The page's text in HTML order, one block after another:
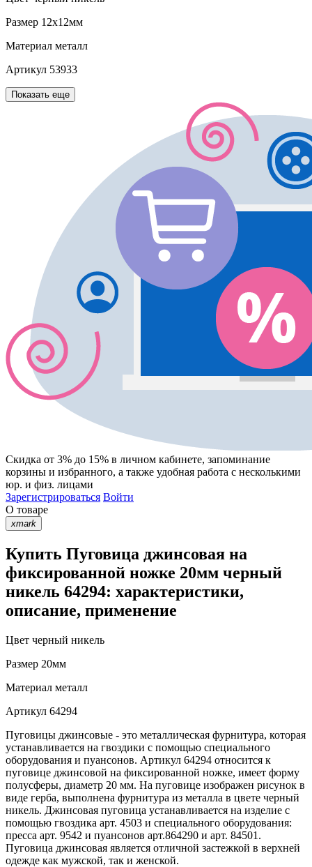
Размер 12х12мм
Материал металл
Артикул 53933
Показать еще
Скидка от 3% до 15% в личном кабинете, запоминание
корзины и избранного, а также удобная работа с несколькими
юр. и физ. лицами
Зарегистрироваться Войти
О товаре
xmark
Купить Пуговица джинсовая на
фиксированной ножке 20мм черный
никель 64294: характеристики,
описание, применение
Цвет черный никель
Размер 20мм
Материал металл
Артикул 64294
Пуговицы джинсовые - это металлическая фурнитура, которая
устанавливается на гвоздики с помощью специального
оборудования и пуансонов. Артикул 64294 относится к
пуговице джинсовой на фиксированной ножке, имеет форму
полусферы, диаметр 20 мм. На пуговице изображен рисунок в
виде герба, выполнена фурнитура из металла в цвете черный
никель. Джинсовая пуговица устанавливается на изделие с
помощью гвоздика арт. 4503 и специального оборудования:
пресса арт. 9542 и пуансонов арт.864290 и арт. 84501.
Пуговица джинсовая является отличной застежкой в верхней
одежде как мужской, так и женской.